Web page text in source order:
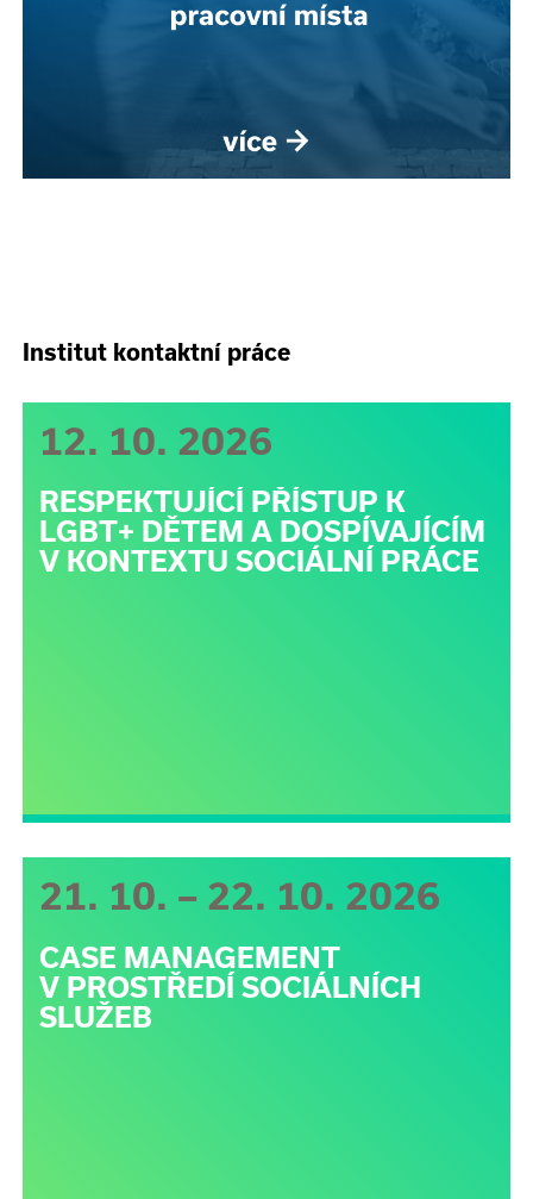
Institut kontaktní práce
12. 10. 2026
RESPEKTUJÍCÍ PŘÍSTUP K
LGBT+ DĚTEM A DOSPÍVAJÍCÍM
V KONTEXTU SOCIÁLNÍ PRÁCE
21. 10. – 22. 10. 2026
CASE MANAGEMENT
V PROSTŘEDÍ SOCIÁLNÍCH
SLUŽEB